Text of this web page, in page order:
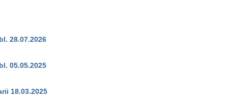
28.07.2026
05.05.2025
18.03.2025